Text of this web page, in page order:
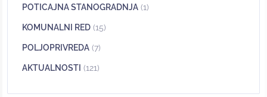
POTICAJNA STANOGRADNJA (1)
KOMUNALNI RED (15)
POLJOPRIVREDA (7)
AKTUALNOSTI (121)